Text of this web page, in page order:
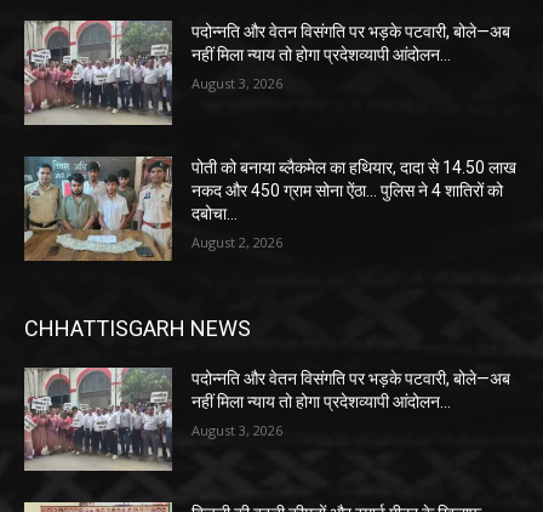
पदोन्नति और वेतन विसंगति पर भड़के पटवारी, बोले—अब
नहीं मिला न्याय तो होगा प्रदेशव्यापी आंदोलन…
August 3, 2026
पोती को बनाया ब्लैकमेल का हथियार, दादा से 14.50 लाख
नकद और 450 ग्राम सोना ऐंठा… पुलिस ने 4 शातिरों को
दबोचा…
August 2, 2026
CHHATTISGARH NEWS
पदोन्नति और वेतन विसंगति पर भड़के पटवारी, बोले—अब
नहीं मिला न्याय तो होगा प्रदेशव्यापी आंदोलन…
August 3, 2026